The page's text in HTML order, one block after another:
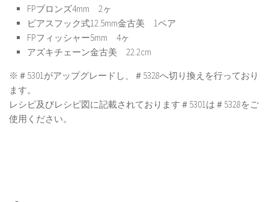
FPブロンズ4mm 2ヶ
ピアスフック式12.5mm金古美 1ペア
FPフィッシャー5mm 4ヶ
アズキチェーン金古美 22.2cm
※＃5301がアップグレードし、＃5328へ切り換えを行っており
ます。
レシピ及びレシピ図に記載されております＃5301は＃5328をご
使用ください。